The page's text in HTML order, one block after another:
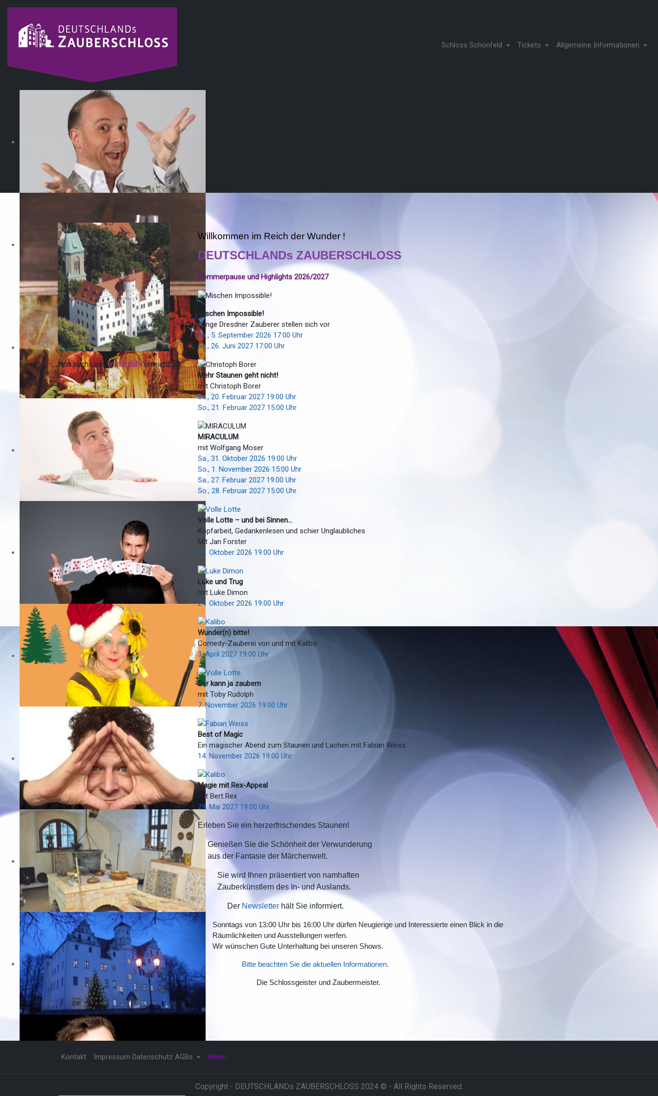
Schloss Schönfeld Tickets Allgemeine Informationen
Nun auch über Instagramerreichbar.
Willkommen im Reich der Wunder !
DEUTSCHLANDs ZAUBERSCHLOSS
Sommerpause und Highlights 2026/2027
Mischen Impossible!
Junge Dresdner Zauberer stellen sich vor
Sa., 5. September 2026 17:00 Uhr
Sa., 26. Juni 2027 17:00 Uhr
Mehr Staunen geht nicht!
mit Christoph Borer
Sa., 20. Februar 2027 19:00 Uhr
So., 21. Februar 2027 15:00 Uhr
MIRACULUM
mit Wolfgang Moser
Sa., 31. Oktober 2026 19:00 Uhr
So., 1. November 2026 15:00 Uhr
Sa., 27. Februar 2027 19:00 Uhr
So., 28. Februar 2027 15:00 Uhr
Volle Lotte – und bei Sinnen...
Kopfarbeit, Gedankenlesen und schier Unglaubliches
Mit Jan Forster
17. Oktober 2026 19:00 Uhr
Luke und Trug
mit Luke Dimon
24. Oktober 2026 19:00 Uhr
Wunder(n) bitte!
Comedy-Zauberei von und mit Kalibo
3. April 2027 19:00 Uhr
Der kann ja zaubern
mit Toby Rudolph
7. November 2026 19:00 Uhr
Best of Magic
Ein magischer Abend zum Staunen und Lachen mit Fabian Weiss
14. November 2026 19:00 Uhr
Magie mit Rex-Appeal
mit Bert Rex
29. Mai 2027 19:00 Uhr
Erleben Sie ein herzerfrischendes Staunen!
Genießen Sie die Schönheit der Verwunderung
aus der Fantasie der Märchenwelt.
Sie wird Ihnen präsentiert von namhaften
Zauberkünstlern des In- und Auslands.
Der Newsletter hält Sie informiert.
Sonntags von 13:00 Uhr bis 16:00 Uhr dürfen Neugierige und Interessierte einen Blick in die
Räumlichkeiten und Ausstellungen werfen.
Wir wünschen Gute Unterhaltung bei unseren Shows.
Bitte beachten Sie die aktuellen Informationen.
Die Schlossgeister und Zaubermeister.
Kontakt Impressum Datenschutz AGBs Intern
Copyright - DEUTSCHLANDs ZAUBERSCHLOSS 2024 © - All Rights Reserved.